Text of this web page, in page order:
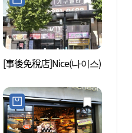
[事後免稅店]Nice(나이스)